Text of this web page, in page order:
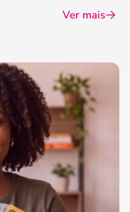
Ver mais